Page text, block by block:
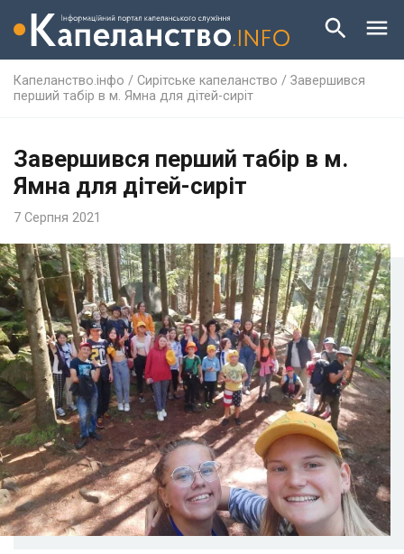
Капеланство.інфо / Сирітське капеланство / Завершився
перший табір в м. Ямна для дітей-сиріт
Завершився перший табір в м.
Ямна для дітей-сиріт
7 Серпня 2021